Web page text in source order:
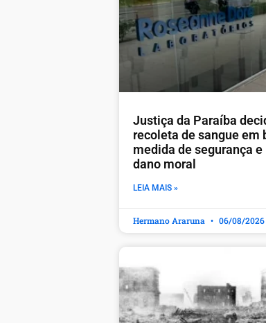
Justiça da Paraíba
recoleta de sangue em
medida de segurança e
dano moral
LEIA MAIS »
Hermano Araruna 06/08/2026